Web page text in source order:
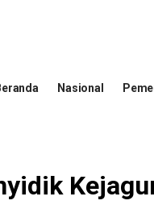
Nasional